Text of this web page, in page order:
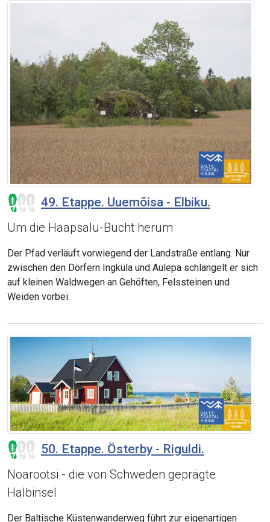
49. Etappe. Uuemõisa - Elbiku.
Um die Haapsalu-Bucht herum
Der Pfad verläuft vorwiegend der Landstraße entlang. Nur
zwischen den Dörfern Ingküla und Aulepa schlängelt er sich
auf kleinen Waldwegen an Gehöften, Felssteinen und
Weiden vorbei.
50. Etappe. Österby - Riguldi.
Noarootsi - die von Schweden geprägte
Halbinsel
Der Baltische Küstenwanderweg führt zur eigenartigen